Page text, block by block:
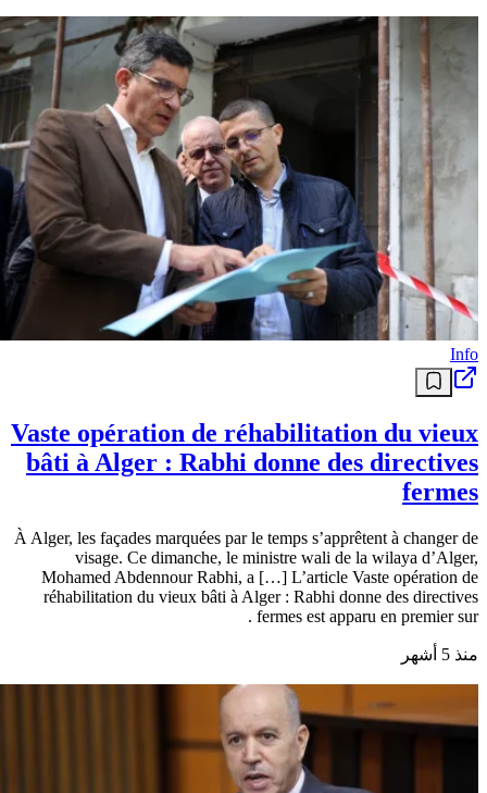
Info
Vaste opération de réhabilitation du vieux
bâti à Alger : Rabhi donne des directives
fermes
À Alger, les façades marquées par le temps s’apprêtent à changer de
visage. Ce dimanche, le ministre wali de la wilaya d’Alger,
Mohamed Abdennour Rabhi, a […] L’article Vaste opération de
réhabilitation du vieux bâti à Alger : Rabhi donne des directives
fermes est apparu en premier sur .
منذ 5 أشهر